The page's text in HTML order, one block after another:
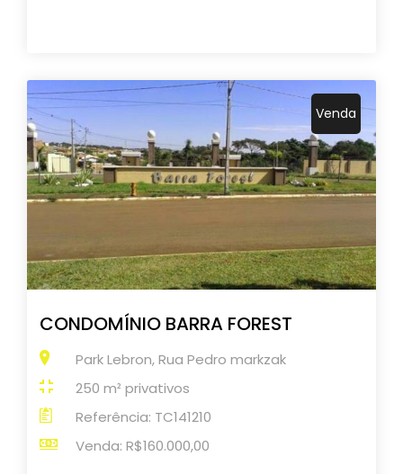
Venda
CONDOMÍNIO BARRA FOREST
Park Lebron, Rua Pedro markzak
250 m² privativos
Referência: TC141210
Venda: R$160.000,00